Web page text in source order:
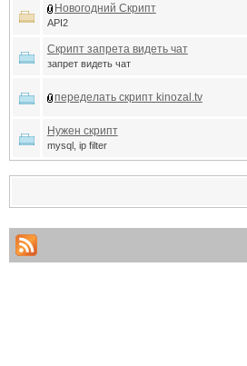
Новогодний Скрипт
API2
Скрипт запрета видеть чат
запрет видеть чат
переделать скрипт kinozal.tv
Нужен скрипт
mysql, ip filter